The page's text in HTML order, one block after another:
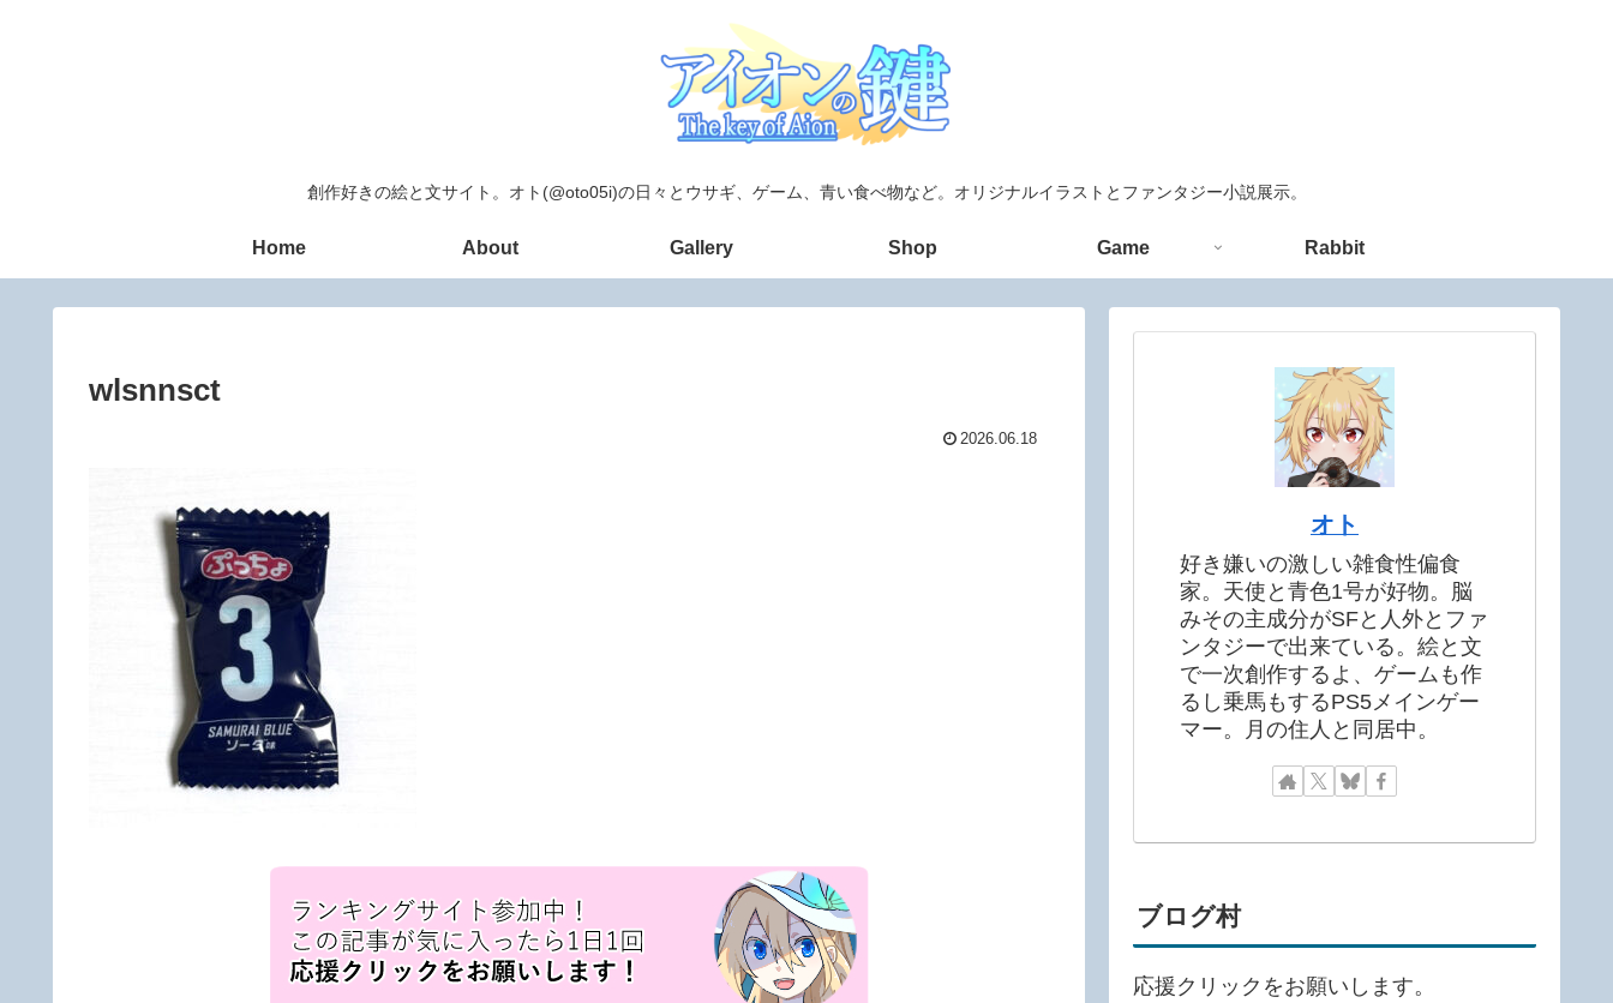
創作好きの絵と文サイト。オト(@oto05i)の日々とウサギ、ゲーム、青い食べ物など。オリジナルイラストとファンタジー小説展示。
Home About Gallery Shop Game Rabbit
wlsnnsct
2026.06.18
オト
好き嫌いの激しい雑食性偏食
家。天使と青色1号が好物。脳
みその主成分がSFと人外とファ
ンタジーで出来ている。絵と文
で一次創作するよ、ゲームも作
るし乗馬もするPS5メインゲー
マー。月の住人と同居中。
ブログ村
応援クリックをお願いします。